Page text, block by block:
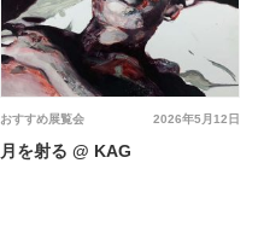
2026年5月12日
おすすめ展覧会
月を射る @ KAG